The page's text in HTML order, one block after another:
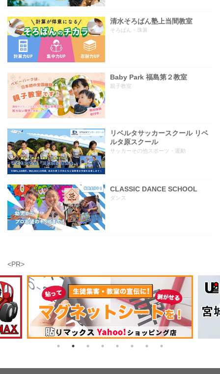
清水そろばん塾上当間教室
そろばん・珠算
Baby Park 福島第２教室
親子教室
リベルタサッカースクール リベ
ルタ原スクール
サッカーその他スポーツ・運動
CLASSIC DANCE SCHOOL
ダンス
<PR>